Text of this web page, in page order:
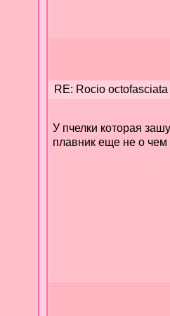
RE: Rocio octofasciata
У пчелки которая
плавник еще не о чем